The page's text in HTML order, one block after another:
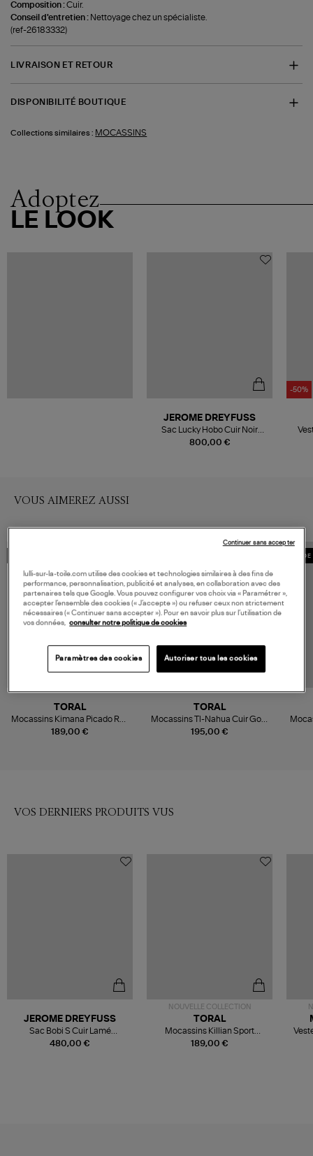
Composition :Cuir.
Conseil d'entretien : Nettoyage chez un spécialiste.
(ref-26183332)
LIVRAISON ET RETOUR
DISPONIBILITÉ BOUTIQUE
Collections similaires : MOCASSINS
Adoptez
LE LOOK
800,00 €
JEROME DREYFUSS
Sac Lucky Hobo Cuir Noir
Silver
-50%
VOUS AIMEREZ AUSSI
189,00 €
TORAL
Mocassins Kimana Picado Red
Fire
195,00 €
TORAL
Mocassins Tl-Nahua Cuir Gold
Vino
VOS DERNIERS PRODUITS VUS
480,00 €
JEROME DREYFUSS
Sac Bobi S Cuir Lamé
Champagne
NOUVELLE COLLECTION
189,00 €
TORAL
Mocassins Killian Sport
Mousse
lulli-sur-la-toile.com utilise des cookies et technologies similaires à des fins de
performance, personnalisation, publicité et analyses, en collaboration avec des
partenaires tels que Google. Vous pouvez configurer vos choix via « Paramétrer »,
accepter l’ensemble des cookies (« J’accepte ») ou refuser ceux non strictement
nécessaires (« Continuer sans accepter »). Pour en savoir plus sur l’utilisation de
vos données, consulter notre politique de cookies
Paramètres des cookies Autoriser tous les cookies
Continuer sans accepter